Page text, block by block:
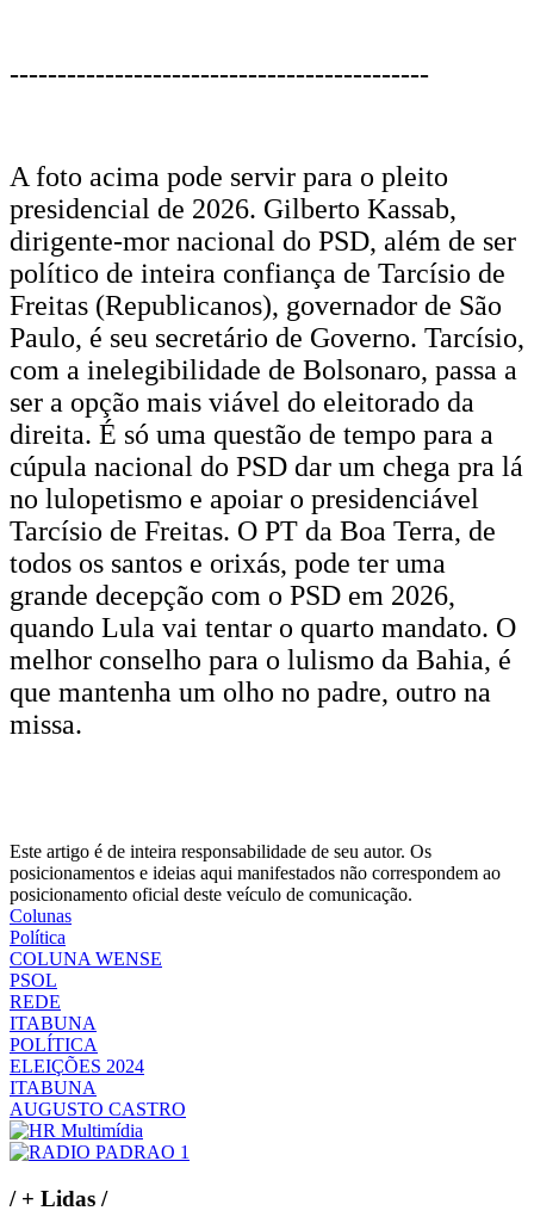
--------------------------------------------
A foto acima pode servir para o pleito
presidencial de 2026. Gilberto Kassab,
dirigente-mor nacional do PSD, além de ser
político de inteira confiança de Tarcísio de
Freitas (Republicanos), governador de São
Paulo, é seu secretário de Governo. Tarcísio,
com a inelegibilidade de Bolsonaro, passa a
ser a opção mais viável do eleitorado da
direita. É só uma questão de tempo para a
cúpula nacional do PSD dar um chega pra lá
no lulopetismo e apoiar o presidenciável
Tarcísio de Freitas. O PT da Boa Terra, de
todos os santos e orixás, pode ter uma
grande decepção com o PSD em 2026,
quando Lula vai tentar o quarto mandato. O
melhor conselho para o lulismo da Bahia, é
que mantenha um olho no padre, outro na
missa.
Este artigo é de inteira responsabilidade de seu autor. Os
posicionamentos e ideias aqui manifestados não correspondem ao
posicionamento oficial deste veículo de comunicação.
Colunas
Política
COLUNA WENSE
PSOL
REDE
ITABUNA
POLÍTICA
ELEIÇÕES 2024
ITABUNA
AUGUSTO CASTRO
/+ Lidas /